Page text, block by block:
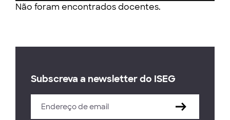
Não foram encontrados docentes.
Subscreva a newsletter do ISEG